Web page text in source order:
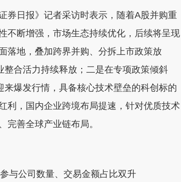
日报》记者采访时表示，随着A股并购重
不断增强，市场生态持续优化，后续将呈现
落地，叠加跨界并购、分拆上市政策放
整合活力持续释放；二是在专项政策倾斜
来爆发行情，具备核心技术壁垒的科创标的
利，国内企业跨境布局提速，针对优质技术
完善全球产业链布局。
与公司数量、交易金额占比双升